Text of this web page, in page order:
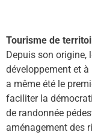
Tourisme de
Depuis son origine,
développement et
a même été le
faciliter la
de randonnée
aménagement des